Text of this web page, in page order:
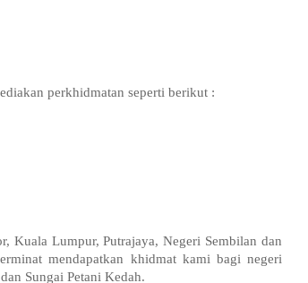
perkhidmatan seperti berikut :
Kuala Lumpur, Putrajaya, Negeri Sembilan dan
mendapatkan khidmat kami bagi negeri
Sungai Petani Kedah.